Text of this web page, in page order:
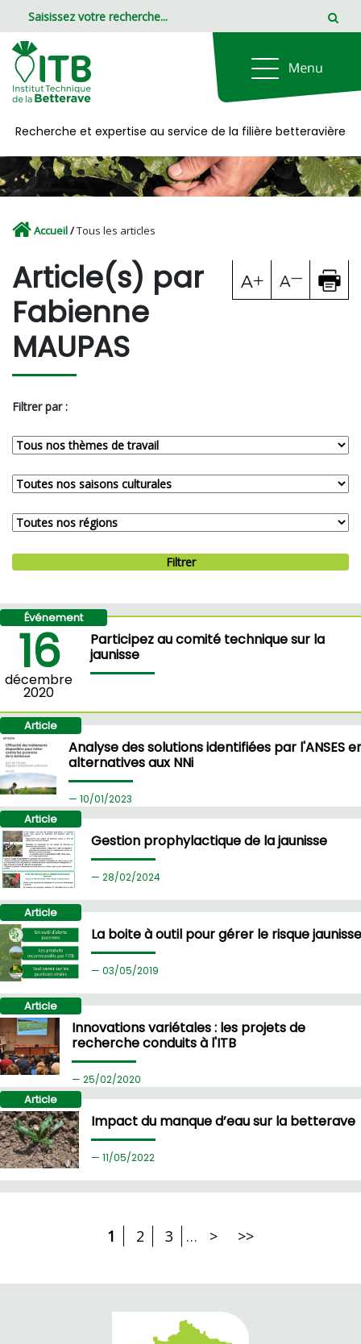
Recherche et expertise au service de la filière betteravière
Accueil/Tous les articles
Article(s) par
Fabienne
MAUPAS
Filtrer par :
Filtrer
16
décembre
2020
Événement
Participez au comité technique sur la
jaunisse
Article
Analyse des solutions identifiées par l'ANSES
alternatives aux NNi
10/01/2023
Article
Gestion prophylactique de la jaunisse
28/02/2024
Article
La boite à outil pour gérer le risque jaunisse
03/05/2019
Article
Innovations variétales : les projets de
recherche conduits à l'ITB
25/02/2020
Article
Impact du manque d’eau sur la betterave
11/05/2022
1 2 3 … > >>
Panneau de gestion des cookies